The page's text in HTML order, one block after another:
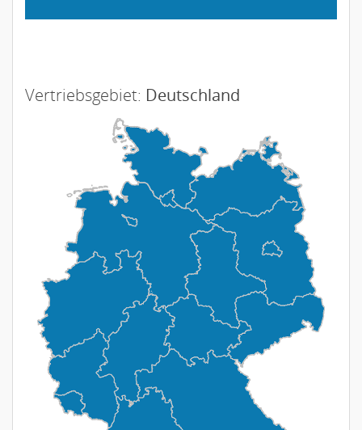
Vertriebsgebiet: Deutschland